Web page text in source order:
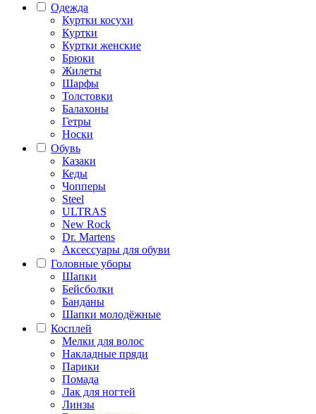
Одежда
Куртки косухи
Куртки
Куртки женские
Брюки
Жилеты
Шарфы
Толстовки
Балахоны
Гетры
Носки
Обувь
Казаки
Кеды
Чопперы
Steel
ULTRAS
New Rock
Dr. Martens
Аксессуары для обуви
Головные уборы
Шапки
Бейсболки
Банданы
Шапки молодёжные
Косплей
Мелки для волос
Накладные пряди
Парики
Помада
Лак для ногтей
Линзы